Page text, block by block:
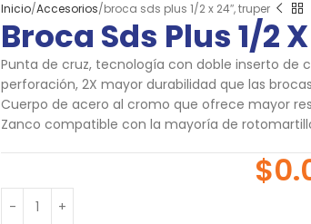
Inicio Accesorios broca sds plus 1/2 x 24″, truper
Broca Sds Plus 1/2
Punta de cruz, tecnología con doble inserto de
perforación, 2X mayor durabilidad que las
Cuerpo de acero al cromo que ofrece mayor
Zanco compatible con la mayoría de
$